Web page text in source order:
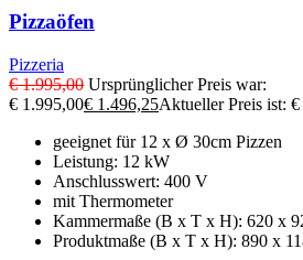
Pizzaöfen
Pizzeria
€1.995,00 Ursprünglicher Preis war:
€ 1.995,00€ 1.496,25Aktueller Preis ist:
geeignet für 12 x Ø 30cm Pizzen
Leistung: 12 kW
Anschlusswert: 400 V
mit Thermometer
Kammermaße (B x T x H): 620 x
Produktmaße (B x T x H): 890 x